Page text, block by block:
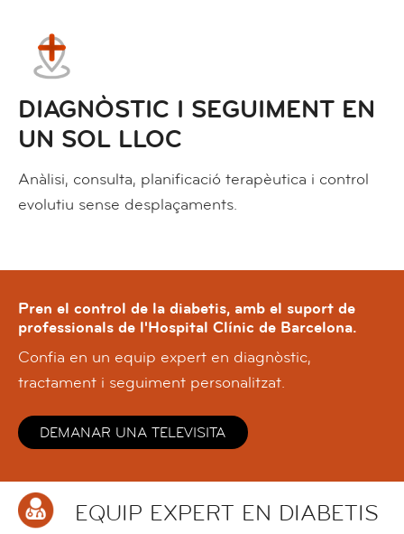
DIAGNÒSTIC I SEGUIMENT EN
UN SOL LLOC
Anàlisi, consulta, planificació terapèutica i control
evolutiu sense desplaçaments.
Pren el control de la diabetis, amb el suport de
professionals de l'Hospital Clínic de Barcelona.
Confia en un equip expert en diagnòstic,
tractament i seguiment personalitzat.
DEMANAR UNA TELEVISITA
EQUIP EXPERT EN DIABETIS